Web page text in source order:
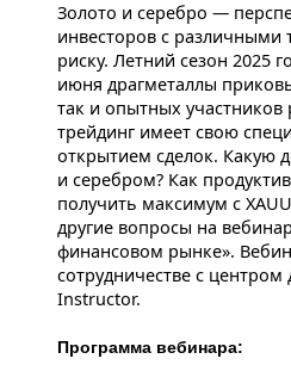
Золото и серебро —
инвесторов с различными
риску. Летний сезон 2025
июня драгметаллы
так и опытных
трейдинг имеет свою
открытием сделок. Какую
и серебром? Как
получить максимум с
другие вопросы на
финансовом рынке».
сотрудничестве с
Instructor.
Программа вебинара: